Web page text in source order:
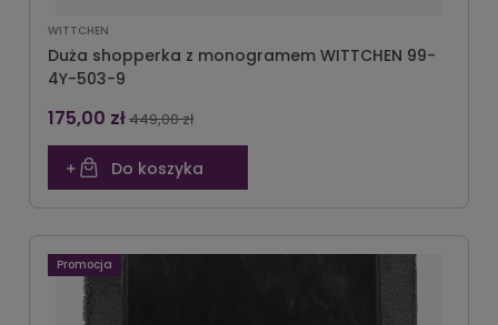
WITTCHEN
Duża shopperka z monogramem WITTCHEN 99-
4Y-503-9
175,00 zł449,00 zł
Do koszyka
Promocja